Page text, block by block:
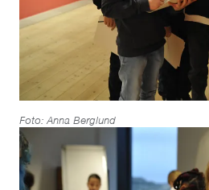
Foto: Anna Berglund